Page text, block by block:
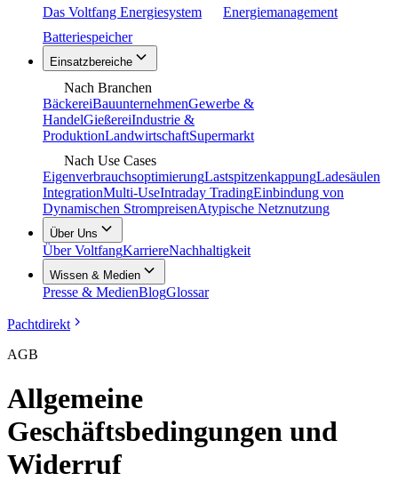
Das Voltfang Energiesystem
Energiemanagement
Batteriespeicher
Einsatzbereiche
Nach Branchen
BäckereiBauunternehmenGewerbe &
HandelGießereiIndustrie &
ProduktionLandwirtschaftSupermarkt
Nach Use Cases
EigenverbrauchsoptimierungLastspitzenkappungLadesäulen
IntegrationMulti-UseIntraday TradingEinbindung von
Dynamischen StrompreisenAtypische Netznutzung
Über Uns
Über VoltfangKarriereNachhaltigkeit
Wissen & Medien
Presse & MedienBlogGlossar
Pachtdirekt
AGB
Allgemeine
Geschäftsbedingungen und
Widerruf